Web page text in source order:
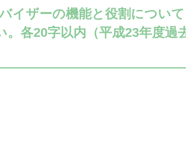
イザーの機能と役割につい
各20字以内（平成23年度過